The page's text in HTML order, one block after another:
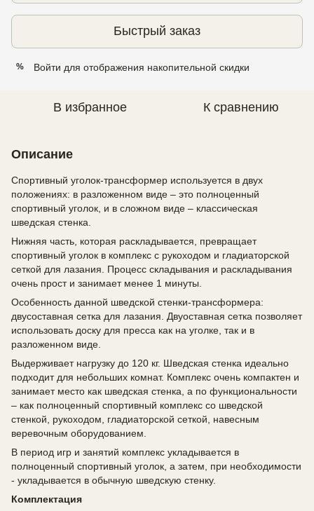
Быстрый заказ
% Войти для отображения накопительной скидки
В избранное К сравнению
Описание
Спортивный уголок-трансформер используется в двух
положениях: в разложенном виде – это полноценный
спортивный уголок, и в сложном виде – классическая
шведская стенка.
Нижняя часть, которая раскладывается, превращает
спортивный уголок в комплекс с рукоходом и гладиаторской
сеткой для лазания. Процесс складывания и раскладывания
очень прост и занимает менее 1 минуты.
Особенность данной шведской стенки-трансформера:
двусоставная сетка для лазания. Двуоставная сетка позволяет
использовать доску для пресса как на уголке, так и в
разложенном виде.
Выдерживает нагрузку до 120 кг. Шведская стенка идеально
подходит для небольших комнат. Комплекс очень компактен и
занимает место как шведская стенка, а по функциональности
– как полноценный спортивный комплекс со шведской
стенкой, рукоходом, гладиаторской сеткой, навесным
веревочным оборудованием.
В период игр и занятий комплекс укладывается в
полноценный спортивный уголок, а затем, при необходимости
- укладывается в обычную шведскую стенку.
Комплектация